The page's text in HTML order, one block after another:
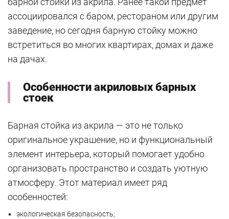
ассоциировался с баром, рестораном или другим
заведение, но сегодня барную стойку можно
встретиться во многих квартирах, домах и даже
на дачах.
Особенности акриловых барных
стоек
Барная стойка из акрила — это не только
оригинальное украшение, но и функциональный
элемент интерьера, который помогает удобно
организовать пространство и создать уютную
атмосферу. Этот материал имеет ряд
особенностей:
экологическая безопасность;